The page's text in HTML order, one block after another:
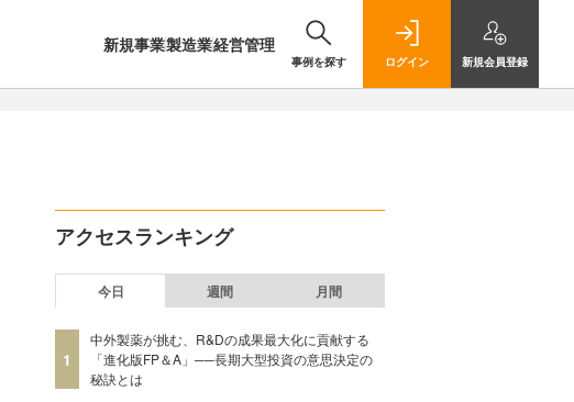
新規事業製造業経営管理
事例を探す ログイン 新規会員登録
アクセスランキング
今日 週間 月間
1
中外製薬が挑む、R&Dの成果最大化に貢献する
「進化版FP＆A」──長期大型投資の意思決定の
秘訣とは